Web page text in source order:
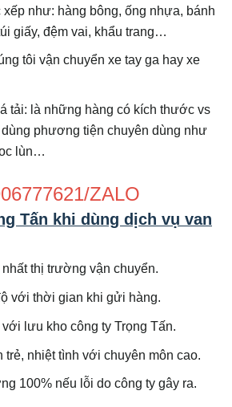
xếp như: hàng bông, ống nhựa, bánh
giấy, đệm vai, khẩu trang…
tôi vận chuyển xe tay ga hay xe
tải: là những hàng có kích thước vs
phương tiện chuyên dùng như
lùn…
ZALO
Tấn khi dùng dịch vụ van
thị trường vận chuyển.
với thời gian khi gửi hàng.
lưu kho công ty Trọng Tấn.
nhiệt tình với chuyên môn cao.
100% nếu lỗi do công ty gây ra.